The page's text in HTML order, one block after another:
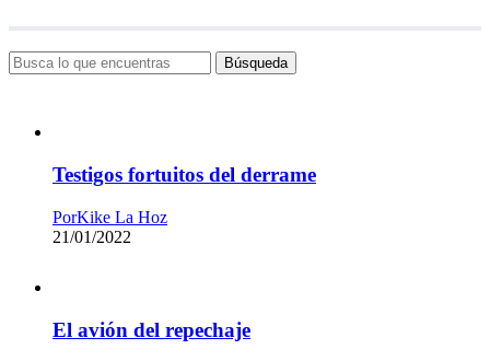
Búsqueda
Testigos fortuitos del derrame
PorKike La Hoz
21/01/2022
El avión del repechaje